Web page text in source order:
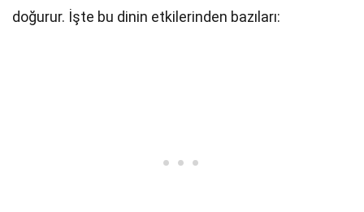
doğurur. İşte bu dinin etkilerinden bazıları: